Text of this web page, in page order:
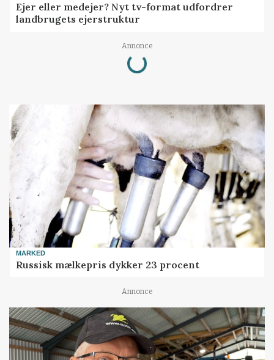
Ejer eller medejer? Nyt tv-format udfordrer
landbrugets ejerstruktur
Annonce
Loading...
MARKED
Russisk mælkepris dykker 23 procent
Annonce